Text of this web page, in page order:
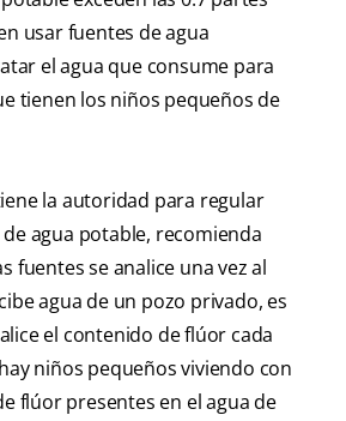
usar fuentes de agua
el agua que consume para
tienen los niños pequeños de
la autoridad para regular
agua potable, recomienda
fuentes se analice una vez al
agua de un pozo privado, es
el contenido de flúor cada
niños pequeños viviendo con
flúor presentes en el agua de